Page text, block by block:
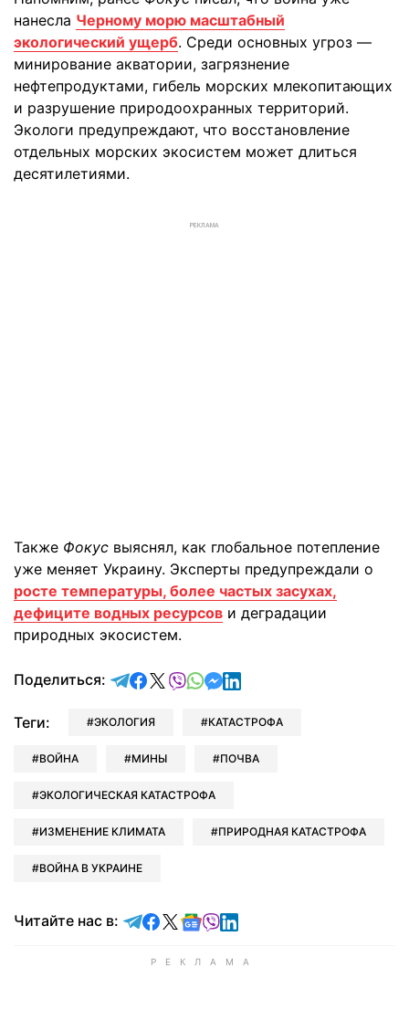
нанесла Черному морю масштабный
экологический ущерб. Среди основных угроз —
минирование акватории, загрязнение
нефтепродуктами, гибель морских млекопитающих
и разрушение природоохранных территорий.
Экологи предупреждают, что восстановление
отдельных морских экосистем может длиться
десятилетиями.
РЕКЛАМА
Также Фокус выяснял, как глобальное потепление
уже меняет Украину. Эксперты предупреждали о
росте температуры, более частых засухах,
дефиците водных ресурсов и деградации
природных экосистем.
Поделиться: отправить в Telegram
поделиться в Facebook
поделиться в X
отправить в Viber
отправить в Whatsapp
отправить в Messenger
отправить в LinkedIn
Теги: ЭКОЛОГИЯ КАТАСТРОФА
ВОЙНА МИНЫ ПОЧВА
ЭКОЛОГИЧЕСКАЯ КАТАСТРОФА
ИЗМЕНЕНИЕ КЛИМАТА ПРИРОДНАЯ КАТАСТРОФА
ВОЙНА В УКРАИНЕ
Читайте нас в: Читайте в Telegram
Читайте в Facebook
Читайте в X
Читайте в Google news
Читайте в Viber
Читайте в LinkedIn